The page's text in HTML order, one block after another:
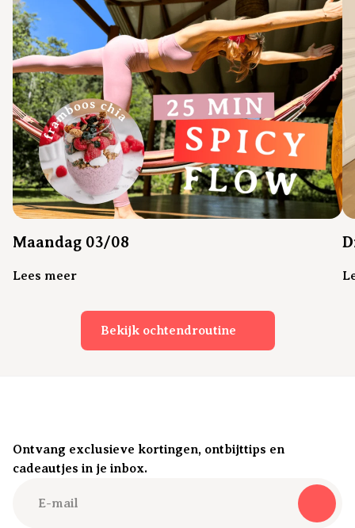
Maandag 03/08
Lees meer
Bekijk ochtendroutine
Ontvang exclusieve kortingen, ontbijttips en
cadeautjes in je inbox.